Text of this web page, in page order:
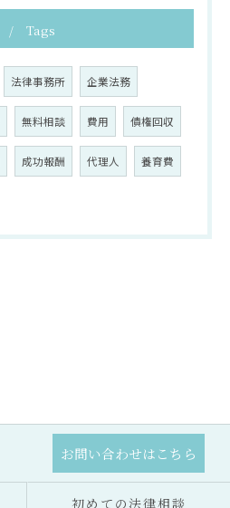
Tags
法律事務所 企業法務
無料相談 費用 債権回収
成功報酬 代理人 養育費
お問い合わせはこちら
初めての法律相談